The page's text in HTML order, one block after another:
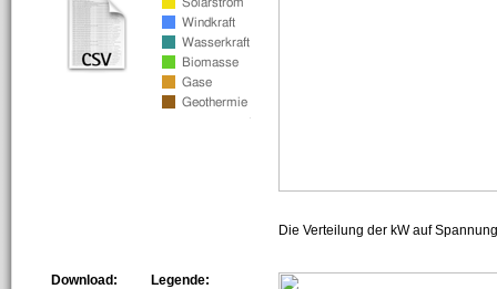
Die Verteilung der kW auf
Legende:
Download: